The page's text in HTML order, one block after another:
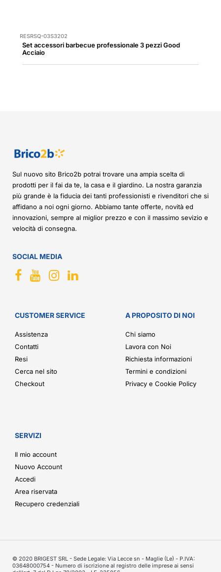
RESRSQ-03S3202
Set accessori barbecue professionale 3 pezzi Good
Acciaio
Sul nuovo sito Brico2b potrai trovare una ampia scelta di
prodotti per il fai da te, la casa e il giardino. La nostra garanzia
più grande è la fiducia dei tanti professionisti e rivenditori che si
affidano a noi ogni giorno. Abbiamo tante offerte, novità ed
innovazioni, sempre al miglior prezzo e con il massimo sevizio e
velocità di consegna.
SOCIAL MEDIA
CUSTOMER SERVICE
Assistenza
Contatti
Resi
Cerca nel sito
Checkout
A PROPOSITO DI NOI
Chi siamo
Lavora con Noi
Richiesta informazioni
Termini e condizioni
Privacy e Cookie Policy
SERVIZI
Il mio account
Nuovo Account
Accedi
Area riservata
Recupero credenziali
© 2020 BRIGEST SRL - Sede Legale: Via Lecce sn - Maglie (Le) - P.IVA:
03648000754 - Numero di iscrizione al registro delle imprese ai sensi